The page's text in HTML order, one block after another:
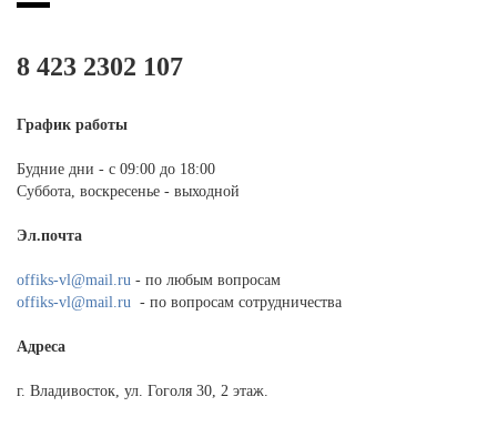
8 423 2302 107
График работы
Будние дни - с 09:00 до 18:00
Суббота, воскресенье - выходной
Эл.почта
offiks-vl@mail.ru - по любым вопросам
offiks-vl@mail.ru - по вопросам сотрудничества
Адреса
г. Владивосток, ул. Гоголя 30, 2 этаж.